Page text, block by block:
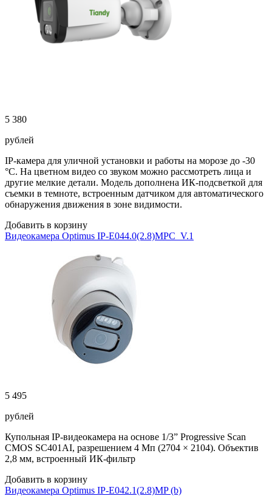
5 380
рублей
IP-камера для уличной установки и работы на морозе до -30
°C. На цветном видео со звуком можно рассмотреть лица и
другие мелкие детали. Модель дополнена ИК-подсветкой для
съемки в темноте, встроенным датчиком для автоматического
обнаружения движения в зоне видимости.
Добавить в корзину
Видеокамера Optimus IP-E044.0(2.8)MPC_V.1
5 495
рублей
Купольная IP-видеокамера на основе 1/3” Progressive Scan
CMOS SC401AI, разрешением 4 Мп (2704 × 2104). Объектив
2,8 мм, встроенный ИК-фильтр
Добавить в корзину
Видеокамера Optimus IP-E042.1(2.8)MP (b)